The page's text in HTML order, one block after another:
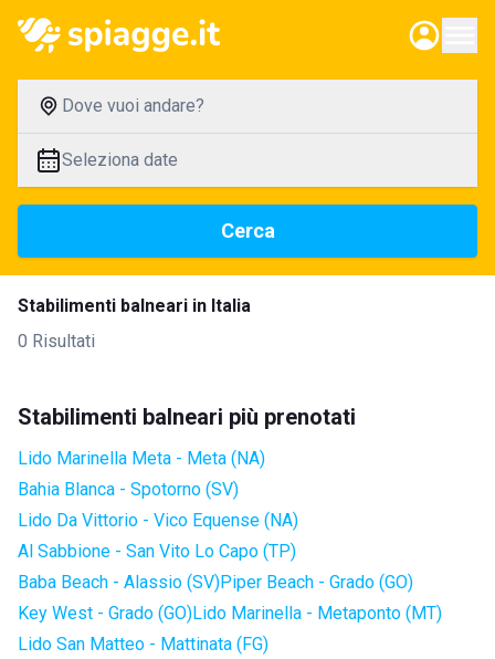
Dove vuoi andare?
Seleziona date
Cerca
Stabilimenti balneari in Italia
0 Risultati
Stabilimenti balneari più prenotati
Lido Marinella Meta - Meta (NA)
Bahia Blanca - Spotorno (SV)
Lido Da Vittorio - Vico Equense (NA)
Al Sabbione - San Vito Lo Capo (TP)
Baba Beach - Alassio (SV)Piper Beach - Grado (GO)
Key West - Grado (GO)Lido Marinella - Metaponto (MT)
Lido San Matteo - Mattinata (FG)